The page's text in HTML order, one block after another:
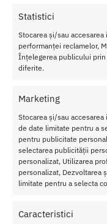
Statistici
Stocarea și/sau
performanței reclamelor,
Înțelegerea publicului
diferite.
Marketing
Stocarea și/sau
de date limitate pentru a
pentru publicitate
selectarea publicității
personalizat, Utilizarea
personalizat, Dezvoltarea
limitate pentru a selecta
Caracteristici
Afișez singurul rezultat
Transport Gratuit
Retur Gratis in 21
Toate comenzile pot
Sex Shop Romania
Comanda online de
Discretie Maxima
Toate produsele sunt